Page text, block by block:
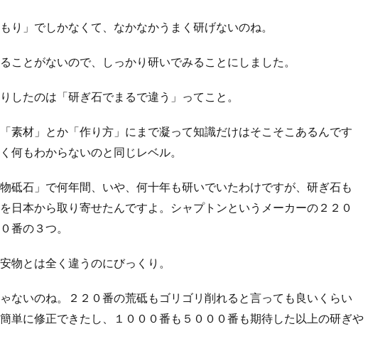
り」でしかなくて、なかなかうまく研げないのね。
ことがないので、しっかり研いでみることにしました。
したのは「研ぎ石でまるで違う」ってこと。
素材」とか「作り方」にまで凝って知識だけはそこそこあるんです
何もわからないのと同じレベル。
砥石」で何年間、いや、何十年も研いでいたわけですが、研ぎ石も
日本から取り寄せたんですよ。シャプトンというメーカーの２２０
番の３つ。
物とは全く違うのにびっくり。
ないのね。２２０番の荒砥もゴリゴリ削れると言っても良いくらい
単に修正できたし、１０００番も５０００番も期待した以上の研ぎや